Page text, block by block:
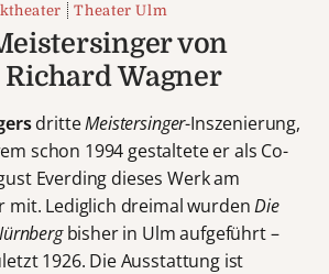
Theater Ulm
von
Richard Wagner
dritteMeistersinger-Inszenierung,
schon 1994 gestaltete er als Co-
Everding dieses Werk am
mit. Lediglich dreimal wurdenDie
bisher in Ulm aufgeführt –
1926. Die Ausstattung ist